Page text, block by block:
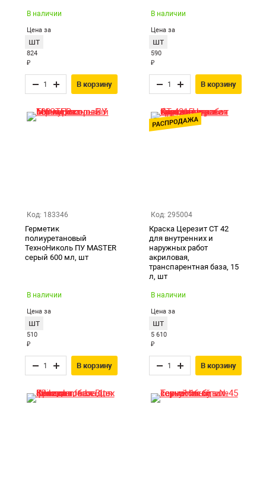
В наличии
Цена за
шт
824
₽
В корзину
В наличии
Цена за
шт
590
₽
В корзину
Код: 183346
Герметик
полиуретановый
ТехноНиколь ПУ MASTER
серый 600 мл, шт
В наличии
Цена за
шт
510
₽
В корзину
Код: 295004
Краска Церезит CT 42
для внутренних и
наружных работ
акриловая,
транспарентная база, 15
л, шт
В наличии
Цена за
шт
5 610
₽
В корзину